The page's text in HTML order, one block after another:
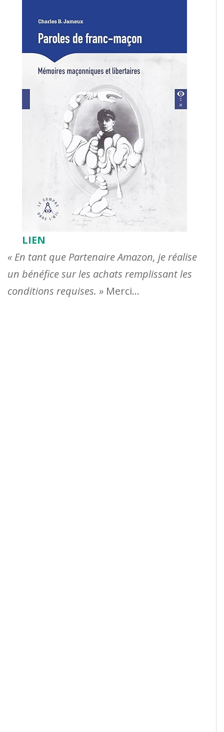
LIEN
« En tant que Partenaire Amazon, je réalise
un bénéfice sur les achats remplissant les
conditions requises. » Merci…